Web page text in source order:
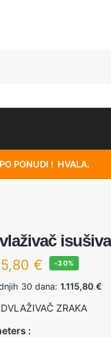
PONUDI ! HVALA.
€ -30%
30 dana: 1.115,80 €
ZRAKA
: